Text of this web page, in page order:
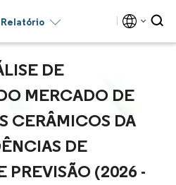
DE
MERCADO DE
CERÂMICOS DA
DE
PREVISÃO (2026 -